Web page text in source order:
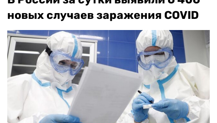
новых случаев заражения COVID